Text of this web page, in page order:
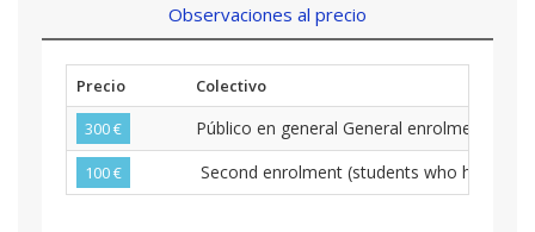
Observaciones al precio
Precio
Colectivo
300 €
Público en general General enrolment
100 € Second enrolment (students who have